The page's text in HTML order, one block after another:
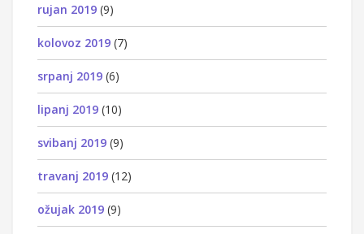
rujan 2019 (9)
kolovoz 2019 (7)
srpanj 2019 (6)
lipanj 2019 (10)
svibanj 2019 (9)
travanj 2019 (12)
ožujak 2019 (9)